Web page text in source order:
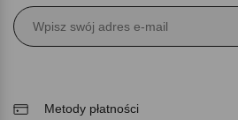
Metody płatności